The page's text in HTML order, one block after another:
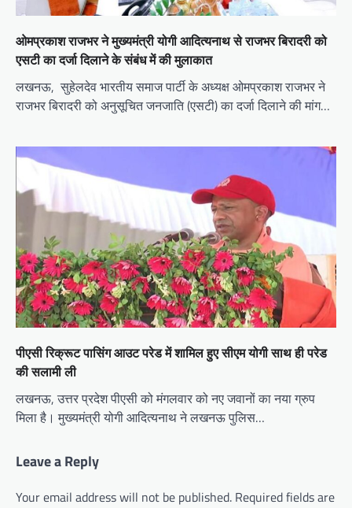
ओमप्रकाश राजभर ने मुख्यमंत्री योगी आदित्यनाथ से राजभर बिरादरी को
एसटी का दर्जा दिलाने के संबंध में की मुलाकात
लखनऊ, सुहेलदेव भारतीय समाज पार्टी के अध्यक्ष ओमप्रकाश राजभर ने
राजभर बिरादरी को अनुसूचित जनजाति (एसटी) का दर्जा दिलाने की मांग…
पीएसी रिक्रूट पासिंग आउट परेड में शामिल हुए सीएम योगी साथ ही परेड
की सलामी ली
लखनऊ, उत्तर प्रदेश पीएसी को मंगलवार को नए जवानों का नया ग्रुप
मिला है। मुख्यमंत्री योगी आदित्यनाथ ने लखनऊ पुलिस…
Leave a Reply
Your email address will not be published. Required fields are